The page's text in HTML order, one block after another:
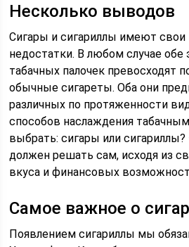
Несколько выводов
Сигары и сигариллы имеют
недостатки. В любом случае обе
табачных палочек превосходят
обычные сигареты. Оба они
различных по протяженности
способов наслаждения
выбрать: сигары или
должен решать сам, исходя из
вкуса и финансовых
Самое важное о
Появлением сигариллы мы